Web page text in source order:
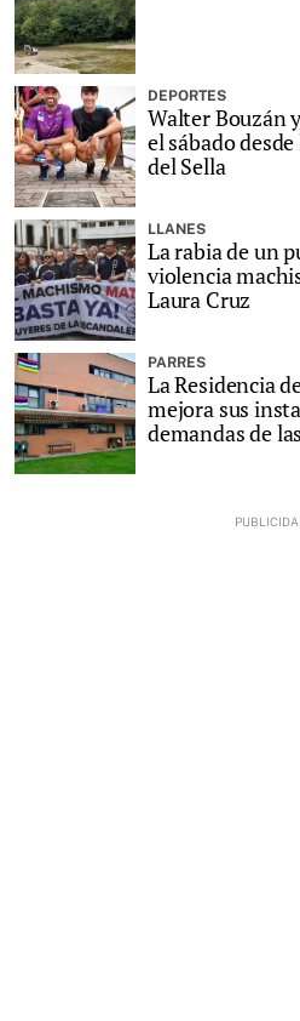
DEPORTES
Walter Bouzán
el sábado
del Sella
LLANES
La rabia de un
violencia
Laura Cruz
PARRES
La Residencia
mejora sus
demandas de